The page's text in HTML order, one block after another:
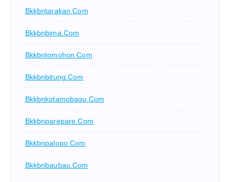
Bkkbntarakan.com
Bkkbnbima.com
Bkkbntomohon.com
Bkkbnbitung.com
Bkkbnkotamobagu.com
Bkkbnparepare.com
Bkkbnpalopo.com
Bkkbnbaubau.com